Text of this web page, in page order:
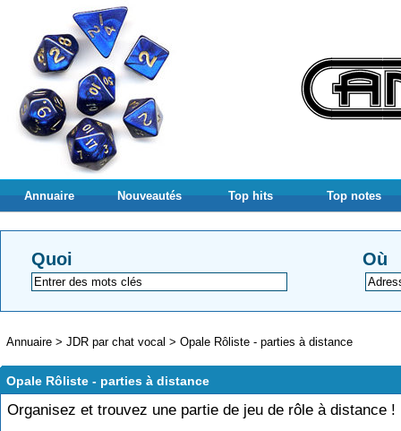
Annuaire Nouveautés Top hits Top notes
Quoi Où
Annuaire > JDR par chat vocal > Opale Rôliste - parties à distance
Opale Rôliste - parties à distance
Organisez et trouvez une partie de jeu de rôle à distance !